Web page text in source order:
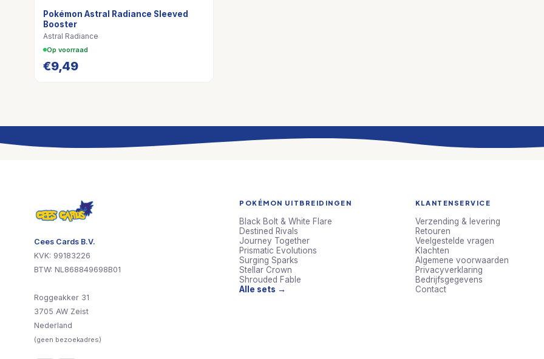
Pokémon Astral Radiance Sleeved
Booster
Astral Radiance
Op voorraad
€9,49
Cees Cards B.V.
KVK: 99183226
BTW: NL868849698B01
Roggeakker 31
3705 AW Zeist
Nederland
(geen bezoekadres)
POKÉMON UITBREIDINGEN
Black Bolt & White Flare
Destined Rivals
Journey Together
Prismatic Evolutions
Surging Sparks
Stellar Crown
Shrouded Fable
Alle sets →
KLANTENSERVICE
Verzending & levering
Retouren
Veelgestelde vragen
Klachten
Algemene voorwaarden
Privacyverklaring
Bedrijfsgegevens
Contact